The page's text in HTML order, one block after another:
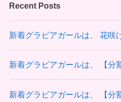
Recent Posts
新着グラビアガールは、 花咲
新着グラビアガールは、 【分
新着グラビアガールは、 【分